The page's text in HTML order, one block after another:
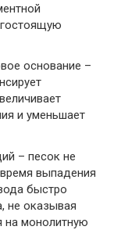
основание –
и уменьшает
– песок не
выпадения
быстро
не оказывая
на монолитную